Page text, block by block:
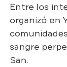
Entre los
organizó en
sangre
San.